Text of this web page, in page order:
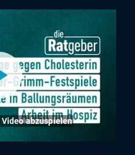
abzuspielen